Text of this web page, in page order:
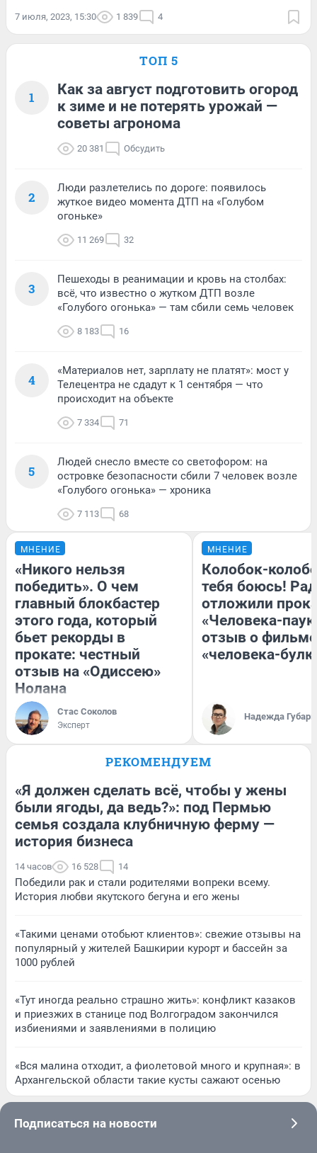
7 июля, 2023, 15:30 1 839 4
ТОП 5
1
Как за август подготовить огород
к зиме и не потерять урожай —
советы агронома
20 381 Обсудить
2
Люди разлетелись по дороге: появилось
жуткое видео момента ДТП на «Голубом
огоньке»
11 269 32
3
Пешеходы в реанимации и кровь на столбах:
всё, что известно о жутком ДТП возле
«Голубого огонька» — там сбили семь человек
8 183 16
4
«Материалов нет, зарплату не платят»: мост у
Телецентра не сдадут к 1 сентября — что
происходит на объекте
7 334 71
5
Людей снесло вместе со светофором: на
островке безопасности сбили 7 человек возле
«Голубого огонька» — хроника
7 113 68
МНЕНИЕ
«Никого нельзя
победить». О чем
главный блокбастер
этого года, который
бьет рекорды в
прокате: честный
отзыв на «Одиссею»
Нолана
Стас Соколов
Эксперт
МНЕНИЕ
Колобок-
тебя боюсь!
отложили
«Человека-
отзыв о
«человека-
Надежда Губарь
РЕКОМЕНДУЕМ
«Я должен сделать всё, чтобы у жены
были ягоды, да ведь?»: под Пермью
семья создала клубничную ферму —
история бизнеса
14 часов 16 528 14
Победили рак и стали родителями вопреки всему.
История любви якутского бегуна и его жены
«Такими ценами отобьют клиентов»: свежие отзывы на
популярный у жителей Башкирии курорт и бассейн за
1000 рублей
«Тут иногда реально страшно жить»: конфликт казаков
и приезжих в станице под Волгоградом закончился
избиениями и заявлениями в полицию
«Вся малина отходит, а фиолетовой много и крупная»: в
Архангельской области такие кусты сажают осенью
Подписаться на новости